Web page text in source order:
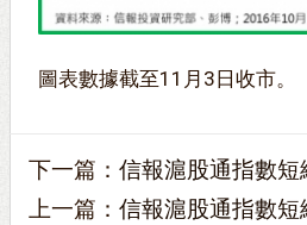
圖表數據截至11月3日收市。
下一篇： 信報滬股通指數
上一篇： 信報滬股通指數